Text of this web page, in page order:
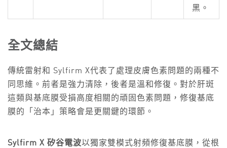
黑。
全文總結
傳統雷射和 Sylfirm X代表了處理皮膚色素問題的兩種不
同思維。前者是強力清除，後者是溫和修復。對於肝斑
這類與基底膜受損高度相關的頑固色素問題，修復基底
膜的「治本」策略會是更關鍵的環節。
Sylfirm X 矽谷電波以獨家雙模式射頻修復基底膜，從根